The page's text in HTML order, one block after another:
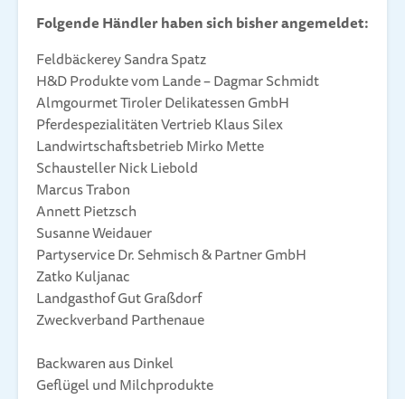
Folgende Händler haben sich bisher angemeldet:
Feldbäckerey Sandra Spatz
H&D Produkte vom Lande – Dagmar Schmidt
Almgourmet Tiroler Delikatessen GmbH
Pferdespezialitäten Vertrieb Klaus Silex
Landwirtschaftsbetrieb Mirko Mette
Schausteller Nick Liebold
Marcus Trabon
Annett Pietzsch
Susanne Weidauer
Partyservice Dr. Sehmisch & Partner GmbH
Zatko Kuljanac
Landgasthof Gut Graßdorf
Zweckverband Parthenaue
Backwaren aus Dinkel
Geflügel und Milchprodukte